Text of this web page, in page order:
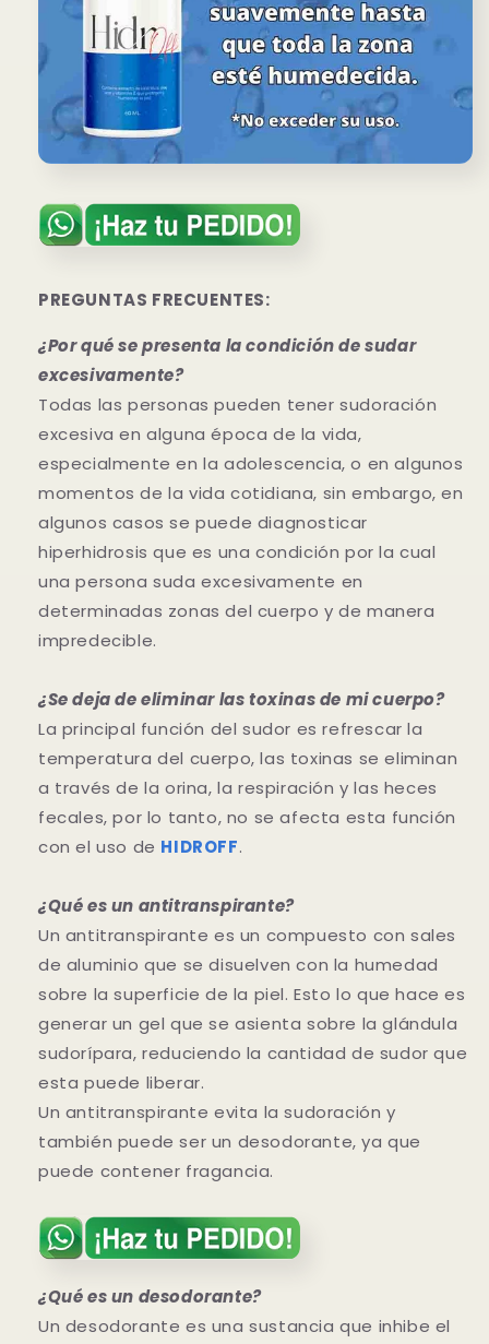
PREGUNTAS FRECUENTES:
¿Por qué se presenta la condición de sudar
excesivamente?
Todas las personas pueden tener sudoración
excesiva en alguna época de la vida,
especialmente en la adolescencia, o en algunos
momentos de la vida cotidiana, sin embargo, en
algunos casos se puede diagnosticar
hiperhidrosis que es una condición por la cual
una persona suda excesivamente en
determinadas zonas del cuerpo y de manera
impredecible.
¿Se deja de eliminar las toxinas de mi cuerpo?
La principal función del sudor es refrescar la
temperatura del cuerpo, las toxinas se eliminan
a través de la orina, la respiración y las heces
fecales, por lo tanto, no se afecta esta función
con el uso de HIDROFF.
¿Qué es un antitranspirante?
Un antitranspirante es un compuesto con sales
de aluminio que se disuelven con la humedad
sobre la superficie de la piel. Esto lo que hace es
generar un gel que se asienta sobre la glándula
sudorípara, reduciendo la cantidad de sudor que
esta puede liberar.
Un antitranspirante evita la sudoración y
también puede ser un desodorante, ya que
puede contener fragancia.
¿Qué es un desodorante?
Un desodorante es una sustancia que inhibe el